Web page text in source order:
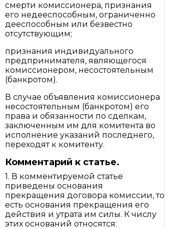
смерти комиссионера, признания
его недееспособным, ограниченно
дееспособным или безвестно
отсутствующим;
признания индивидуального
предпринимателя, являющегося
комиссионером, несостоятельным
(банкротом).
В случае объявления комиссионера
несостоятельным (банкротом) его
права и обязанности по сделкам,
заключенным им для комитента во
исполнение указаний последнего,
переходят к комитенту.
Комментарий к статье.
1. В комментируемой статье
приведены основания
прекращения договора комиссии, то
есть основания прекращения его
действия и утрата им силы. К числу
этих оснований относятся: